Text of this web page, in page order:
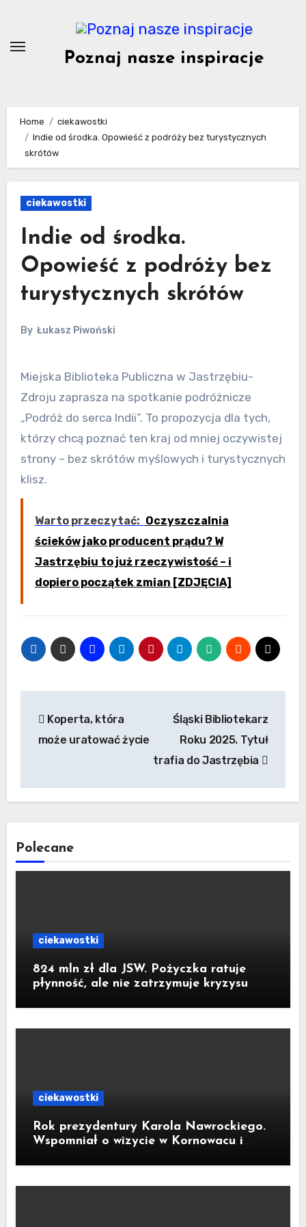
content
Poznaj nasze inspiracje
Home
ciekawostki
Indie od środka. Opowieść z podróży bez turystycznych
skrótów
ciekawostki
Indie od środka.
Opowieść z podróży bez
turystycznych skrótów
By Łukasz Piwoński
Miejska Biblioteka Publiczna w Jastrzębiu-
Zdroju zaprasza na spotkanie podróżnicze
„Podróż do serca Indii”. To propozycja dla tych,
którzy chcą poznać ten kraj od mniej oczywistej
strony – bez skrótów myślowych i turystycznych
klisz.
Warto przeczytać: Oczyszczalnia
ścieków jako producent prądu? W
Jastrzębiu to już rzeczywistość – i
dopiero początek zmian [ZDJĘCIA]
wpisu
Koperta, która
może uratować życie
Śląski Bibliotekarz
Roku 2025. Tytuł
trafia do Jastrzębia
Polecane
ciekawostki
824 mln zł dla JSW. Pożyczka ratuje
płynność, ale nie zatrzymuje kryzysu
ciekawostki
Rok prezydentury Karola Nawrockiego.
Wspomniał o wizycie w Kornowacu i